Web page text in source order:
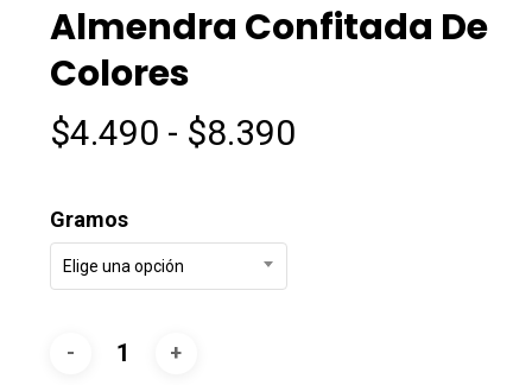
Almendra Confitada De
Colores
$4.490 - $8.390Rango
Gramos
Elige una opción